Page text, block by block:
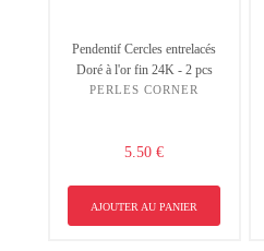
Pendentif Cercles entrelacés
Doré à l'or fin 24K - 2 pcs
PERLES CORNER
5.50 €
AJOUTER AU PANIER